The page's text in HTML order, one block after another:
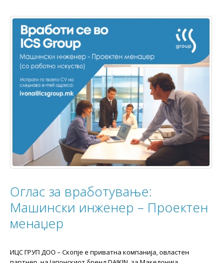
Оглас за вработување:
Машински инженер – Проектен
менаџер
ИЦС ГРУП ДОО – Скопје e приватна компанија, овластен